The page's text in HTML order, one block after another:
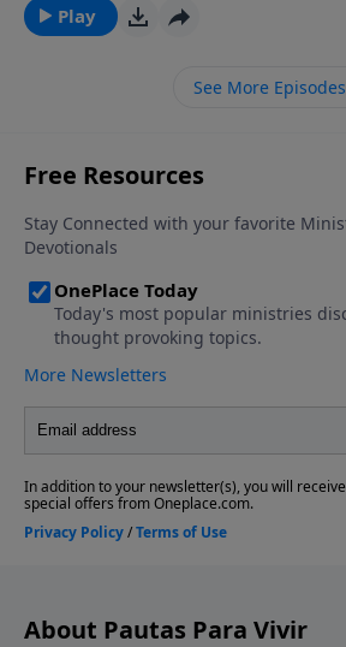
Play
See More Episodes
About Pautas Para Vivir